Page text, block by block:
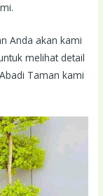
Anda akan kami
melihat detail
Taman kami